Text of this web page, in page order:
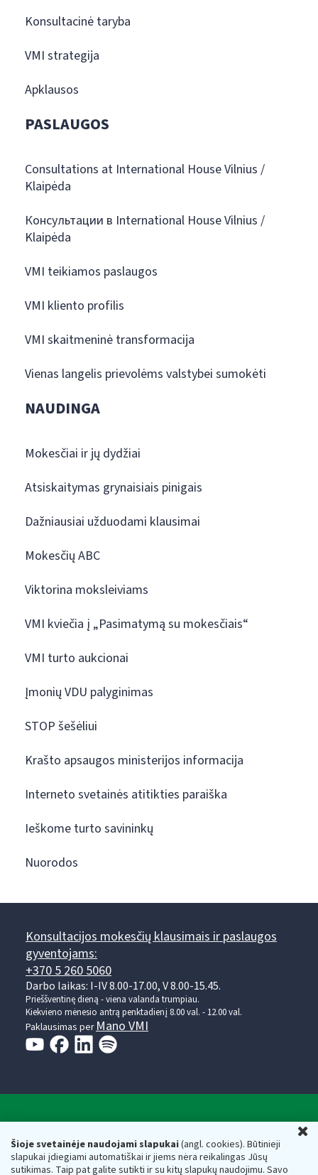
Šioje svetainėje naudojami slapukai(angl. cookies). Būtinieji
slapukai įdiegiami automatiškai ir jiems nėra reikalingas Jūsų
sutikimas. Taip pat galite sutikti ir su kitų slapukų naudojimu. Savo
Konsultacinė taryba
VMI strategija
Apklausos
PASLAUGOS
Consultations at International House Vilnius /
Klaipėda
Консультации в International House Vilnius /
Klaipėda
VMI teikiamos paslaugos
VMI kliento profilis
VMI skaitmeninė transformacija
Vienas langelis prievolėms valstybei sumokėti
NAUDINGA
Mokesčiai ir jų dydžiai
Atsiskaitymas grynaisiais pinigais
Dažniausiai užduodami klausimai
Mokesčių ABC
Viktorina moksleiviams
VMI kviečia į „Pasimatymą su mokesčiais“
VMI turto aukcionai
Įmonių VDU palyginimas
STOP šešėliui
Krašto apsaugos ministerijos informacija
Interneto svetainės atitikties paraiška
Ieškome turto savininkų
Nuorodos
Konsultacijos mokesčių klausimais ir paslaugos
gyventojams:
+370 5 260 5060
Darbo laikas: I-IV 8.00-17.00, V 8.00-15.45.
Prieššventinę dieną - viena valanda trumpiau.
Kiekvieno mėnesio antrą penktadienį 8.00 val. - 12.00 val.
Paklausimas per Mano VMI
Respublikos finansų ministerijos
Biudžetinė įstaiga. Juridinio asmens kodas — 188659752,